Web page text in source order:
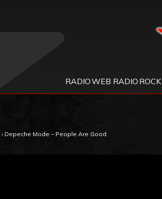
RADIOWEB RADIO
› Depeche Mode – People Are Good